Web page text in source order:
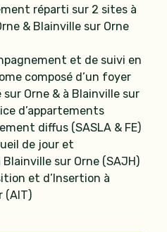
réparti sur 2 sites à
& Blainville sur Orne
et de suivi en
composé d’un foyer
Orne & à Blainville sur
d’appartements
diffus (SASLA & FE)
de jour et
Blainville sur Orne (SAJH)
et d’Insertion à
(AIT)